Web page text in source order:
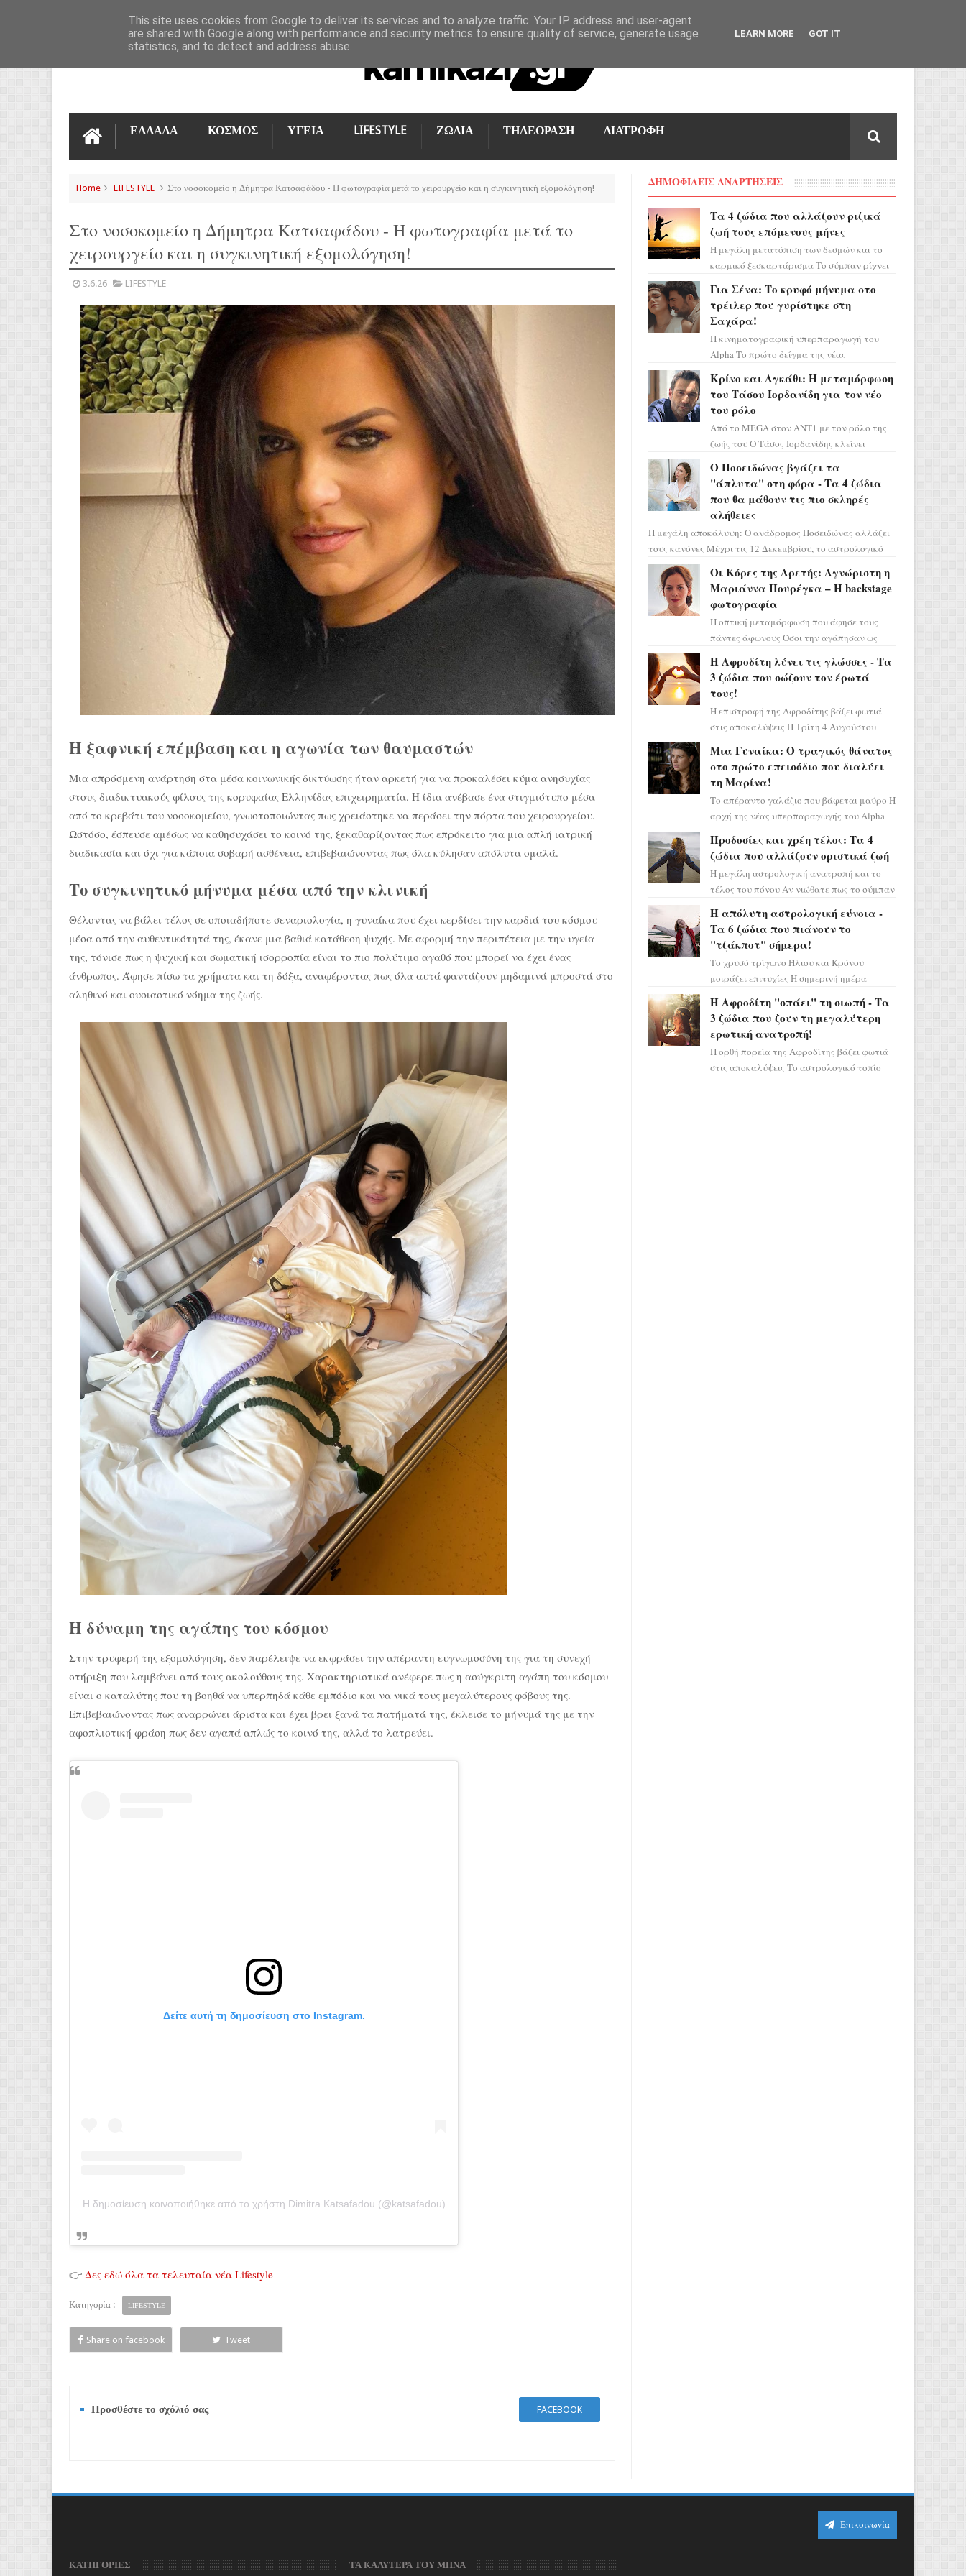
ΕΠΙΚΟΙΝΩΝΊΑ
ΕΛΛΑΔΑ ΚΟΣΜΟΣ ΥΓΕΙΑ LIFESTYLE ΖΩΔΙΑ ΤΗΛΕΟΡΑΣΗ ΔΙΑΤΡΟΦΗ
Home LIFESTYLE Στο νοσοκομείο η Δήμητρα Κατσαφάδου - Η φωτογραφία μετά το χειρουργείο και η συγκινητική εξομολόγηση!
Στο νοσοκομείο η Δήμητρα Κατσαφάδου - Η φωτογραφία μετά το
χειρουργείο και η συγκινητική εξομολόγηση!
3.6.26 LIFESTYLE
Η ξαφνική επέμβαση και η αγωνία των θαυμαστών
Μια απρόσμενη ανάρτηση στα μέσα κοινωνικής δικτύωσης ήταν αρκετή για να προκαλέσει κύμα ανησυχίας
στους διαδικτυακούς φίλους της κορυφαίας Ελληνίδας επιχειρηματία. Η ίδια ανέβασε ένα στιγμιότυπο μέσα
από το κρεβάτι του νοσοκομείου, γνωστοποιώντας πως χρειάστηκε να περάσει την πόρτα του χειρουργείου.
Ωστόσο, έσπευσε αμέσως να καθησυχάσει το κοινό της, ξεκαθαρίζοντας πως επρόκειτο για μια απλή ιατρική
διαδικασία και όχι για κάποια σοβαρή ασθένεια, επιβεβαιώνοντας πως όλα κύλησαν απόλυτα ομαλά.
Το συγκινητικό μήνυμα μέσα από την κλινική
Θέλοντας να βάλει τέλος σε οποιαδήποτε σεναριολογία, η γυναίκα που έχει κερδίσει την καρδιά του κόσμου
μέσα από την αυθεντικότητά της, έκανε μια βαθιά κατάθεση ψυχής. Με αφορμή την περιπέτεια με την υγεία
της, τόνισε πως η ψυχική και σωματική ισορροπία είναι το πιο πολύτιμο αγαθό που μπορεί να έχει ένας
άνθρωπος. Άφησε πίσω τα χρήματα και τη δόξα, αναφέροντας πως όλα αυτά φαντάζουν μηδαμινά μπροστά στο
αληθινό και ουσιαστικό νόημα της ζωής.
Η δύναμη της αγάπης του κόσμου
Στην τρυφερή της εξομολόγηση, δεν παρέλειψε να εκφράσει την απέραντη ευγνωμοσύνη της για τη συνεχή
στήριξη που λαμβάνει από τους ακολούθους της. Χαρακτηριστικά ανέφερε πως η ασύγκριτη αγάπη του κόσμου
είναι ο καταλύτης που τη βοηθά να υπερπηδά κάθε εμπόδιο και να νικά τους μεγαλύτερους φόβους της.
Επιβεβαιώνοντας πως αναρρώνει άριστα και έχει βρει ξανά τα πατήματά της, έκλεισε το μήνυμά της με την
αφοπλιστική φράση πως δεν αγαπά απλώς το κοινό της, αλλά το λατρεύει.
Δείτε αυτή τη δημοσίευση στο Instagram.
Η δημοσίευση κοινοποιήθηκε από το χρήστη Dimitra Katsafadou (@katsafadou)
👉 Δες εδώ όλα τα τελευταία νέα Lifestyle
Κατηγορία : LIFESTYLE
Share on facebook Tweet
Προσθέστε το σχόλιό σας FACEBOOK
ΔΗΜΟΦΙΛΕΙΣ ΑΝΑΡΤΗΣΕΙΣ
Τα 4 ζώδια που αλλάζουν ριζικά
ζωή τους επόμενους μήνες
Η μεγάλη μετατόπιση των δεσμών και το
καρμικό ξεσκαρτάρισμα Το σύμπαν ρίχνει
προειδοποιεί: οι σελην...
Για Σένα: Το κρυφό μήνυμα στο
τρέιλερ που γυρίστηκε στη
Σαχάρα!
Η κινηματογραφική υπερπαραγωγή του
Alpha Το πρώτο δείγμα της νέας
η αισθητική του ξεπερνά κάθε π...
Κρίνο και Αγκάθι: Η μεταμόρφωση
του Τάσου Ιορδανίδη για τον νέο
του ρόλο
Από το MEGA στον ΑΝΤ1 με τον ρόλο της
ζωής του Ο Τάσος Ιορδανίδης κλείνει
επιτυχίας «Μια Νύχτα Μόνο» ...
Ο Ποσειδώνας βγάζει τα
"άπλυτα" στη φόρα - Τα 4 ζώδια
που θα μάθουν τις πιο σκληρές
αλήθειες
Η μεγάλη αποκάλυψη: Ο ανάδρομος Ποσειδώνας αλλάζει
τους κανόνες Μέχρι τις 12 Δεκεμβρίου, το αστρολογικό
σκηνικό θυμίζει ταινία μυστηρίου ...
Οι Κόρες της Αρετής: Αγνώριστη η
Μαριάννα Πουρέγκα – H backstage
φωτογραφία
Η οπτική μεταμόρφωση που άφησε τους
πάντες άφωνους Όσοι την αγάπησαν ως
πρέπει τώρα να προετοιμαστο...
Η Αφροδίτη λύνει τις γλώσσες - Τα
3 ζώδια που σώζουν τον έρωτά
τους!
Η επιστροφή της Αφροδίτης βάζει φωτιά
στις αποκαλύψεις Η Τρίτη 4 Αυγούστου
ορόσημο, καθώς η Αφροδίτη πρ...
Μια Γυναίκα: Ο τραγικός θάνατος
στο πρώτο επεισόδιο που διαλύει
τη Μαρίνα!
Το απέραντο γαλάζιο που βάφεται μαύρο Η
αρχή της νέας υπερπαραγωγής του Alpha
πλημμυρισμένο από...
Προδοσίες και χρέη τέλος: Τα 4
ζώδια που αλλάζουν οριστικά ζωή
Η μεγάλη αστρολογική ανατροπή και το
τέλος του πόνου Αν νιώθατε πως το σύμπαν
πάρετε μια βαθιά α...
Η απόλυτη αστρολογική εύνοια -
Τα 6 ζώδια που πιάνουν το
"τζάκποτ" σήμερα!
Το χρυσό τρίγωνο Ήλιου και Κρόνου
μοιράζει επιτυχίες Η σημερινή ημέρα
αποδεικνύοντας πως η πραγματική
επιτυχί...
Η Αφροδίτη "σπάει" τη σιωπή - Τα
3 ζώδια που ζουν τη μεγαλύτερη
ερωτική ανατροπή!
Η ορθή πορεία της Αφροδίτης βάζει φωτιά
στις αποκαλύψεις Το αστρολογικό τοπίο
Επικοινωνία
ΚΑΤΗΓΟΡΙΕΣ ΤΑ ΚΑΛΥΤΕΡΑ ΤΟΥ ΜΗΝΑ
This site uses cookies from Google to deliver its services and to analyze traffic. Your IP address and user-agent
are shared with Google along with performance and security metrics to ensure quality of service, generate usage
statistics, and to detect and address abuse.
LEARN MORE GOT IT